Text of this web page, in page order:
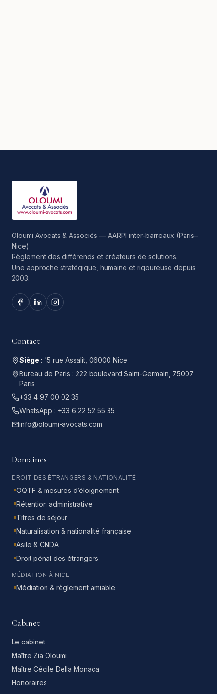
Oloumi Avocats & Associés — AARPI inter-barreaux (Paris–
Nice)
Règlement des différends et créateurs de solutions.
Une approche stratégique, humaine et rigoureuse depuis
2003.
Contact
Siège : 15 rue Assalit, 06000 Nice
Bureau de Paris : 222 boulevard Saint-Germain, 75007
Paris
+33 4 97 00 02 35
WhatsApp : +33 6 22 52 55 35
info@oloumi-avocats.com
Domaines
DROIT DES ÉTRANGERS & NATIONALITÉ
OQTF & mesures d’éloignement
Rétention administrative
Titres de séjour
Naturalisation & nationalité française
Asile & CNDA
Droit pénal des étrangers
MÉDIATION À NICE
Médiation & règlement amiable
Cabinet
Le cabinet
Maître Zia Oloumi
Maître Cécile Della Monaca
Honoraires